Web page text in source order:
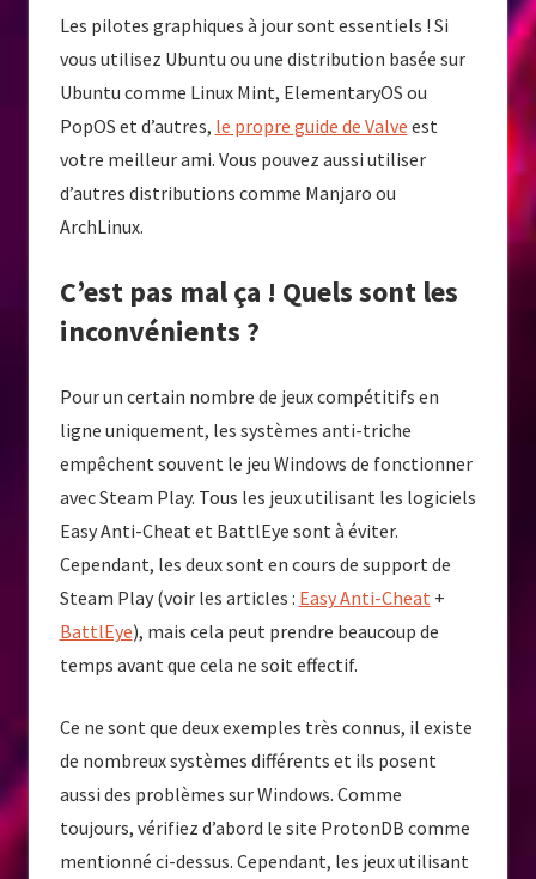
Les pilotes graphiques à jour sont essentiels ! Si
vous utilisez Ubuntu ou une distribution basée sur
Ubuntu comme Linux Mint, ElementaryOS ou
PopOS et d’autres, le propre guide de Valve est
votre meilleur ami. Vous pouvez aussi utiliser
d’autres distributions comme Manjaro ou
ArchLinux.
C’est pas mal ça ! Quels sont les
inconvénients ?
Pour un certain nombre de jeux compétitifs en
ligne uniquement, les systèmes anti-triche
empêchent souvent le jeu Windows de fonctionner
avec Steam Play. Tous les jeux utilisant les logiciels
Easy Anti-Cheat et BattlEye sont à éviter.
Cependant, les deux sont en cours de support de
Steam Play (voir les articles : Easy Anti-Cheat+
BattlEye), mais cela peut prendre beaucoup de
temps avant que cela ne soit effectif.
Ce ne sont que deux exemples très connus, il existe
de nombreux systèmes différents et ils posent
aussi des problèmes sur Windows. Comme
toujours, vérifiez d’abord le site ProtonDB comme
mentionné ci-dessus. Cependant, les jeux utilisant